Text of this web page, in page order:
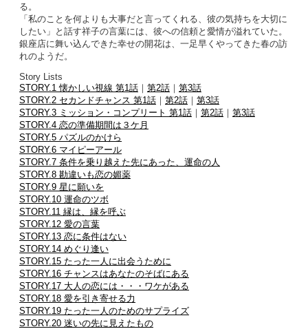
る。
「私のことを何よりも大事だと言ってくれる、彼の気持ちを大切に
したい」と話す祥子の言葉には、彼への信頼と愛情が溢れていた。
銀座店に舞い込んできた幸せの開花は、一足早くやってきた春の訪
れのようだ。
Story Lists
STORY.1 懐かしい視線 第1話 ｜ 第2話 ｜ 第3話
STORY.2 セカンドチャンス 第1話 ｜ 第2話 ｜ 第3話
STORY.3 ミッション・コンプリート 第1話 ｜ 第2話 ｜ 第3話
STORY.4 恋の準備期間は３ケ月
STORY.5 パズルのかけら
STORY.6 マイピーアール
STORY.7 条件を乗り越えた先にあった、運命の人
STORY.8 勘違いも恋の媚薬
STORY.9 星に願いを
STORY.10 運命のツボ
STORY.11 縁は、縁を呼ぶ
STORY.12 愛の言葉
STORY.13 恋に条件はない
STORY.14 めぐり逢い
STORY.15 たった一人に出会うために
STORY.16 チャンスはあなたのそばにある
STORY.17 大人の恋には・・・ワケがある
STORY.18 愛を引き寄せる力
STORY.19 たった一人のためのサプライズ
STORY.20 迷いの先に見えたもの